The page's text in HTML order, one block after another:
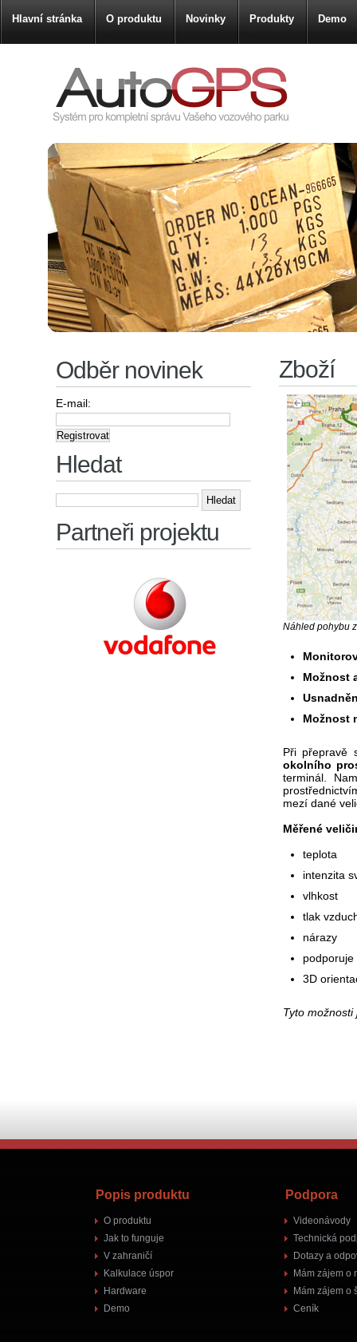
Hlavní stránka O produktu Novinky Produkty Demo
Odběr novinek
E-mail:
Hledat
Vyhledávání
Partneři projektu
Zboží
Náhled pohybu
Možnost
Možnost
Při přepravě
okolního
terminál.
mezí dané
Měřené
teplota
intenzita
vlhkost
tlak
nárazy
podporuje
3D
Tyto
Popis produktu
O produktu
Jak to funguje
V zahraničí
Kalkulace úspor
Hardware
Demo
Podpora
Videonávody
Technická
Dotazy a
Mám zájem o
Mám zájem o
Ceník